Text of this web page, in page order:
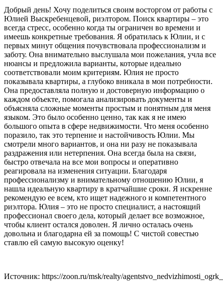
Добрый день! Хочу поделиться своим восторгом от работы с
Юлией Выскребенцевой, риэлтором. Поиск квартиры – это
всегда стресс, особенно когда ты ограничен во времени и
имеешь конкретные требования. Я обратилась к Юлии, и с
первых минут общения почувствовала профессионализм и
заботу. Она внимательно выслушала мои пожелания, учла все
нюансы и предложила варианты, которые идеально
соответствовали моим критериям. Юлия не просто
показывала квартиры, а глубоко вникала в мои потребности.
Она предоставляла полную и достоверную информацию о
каждом объекте, помогала анализировать документы и
объясняла сложные моменты простым и понятным для меня
языком. Это было особенно ценно, так как я не имею
большого опыта в сфере недвижимости. Что меня особенно
поразило, так это терпение и настойчивость Юлии. Мы
смотрели много вариантов, и она ни разу не показывала
раздражения или нетерпения. Она всегда была на связи,
быстро отвечала на все мои вопросы и оперативно
реагировала на изменения ситуации. Благодаря
профессионализму и внимательному отношению Юлии, я
нашла идеальную квартиру в кратчайшие сроки. Я искренне
рекомендую ее всем, кто ищет надежного и компетентного
риэлтора. Юлия – это не просто специалист, а настоящий
профессионал своего дела, который делает все возможное,
чтобы клиент остался доволен. Я лично осталась очень
довольна и благодарна ей за помощь! С чистой совестью
ставлю ей самую высокую оценку!
Источник: https://zoon.ru/msk/realty/